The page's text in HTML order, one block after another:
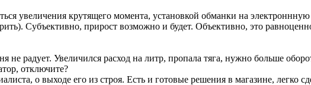
увеличения крутящего момента, установкой обманки на электроннную
Субъективно, прирост возможно и будет. Объективно, это
не радует. Увеличился расход на литр, пропала тяга, нужно больше
отключите?
о выходе его из строя. Есть и готовые решения в магазине, легко